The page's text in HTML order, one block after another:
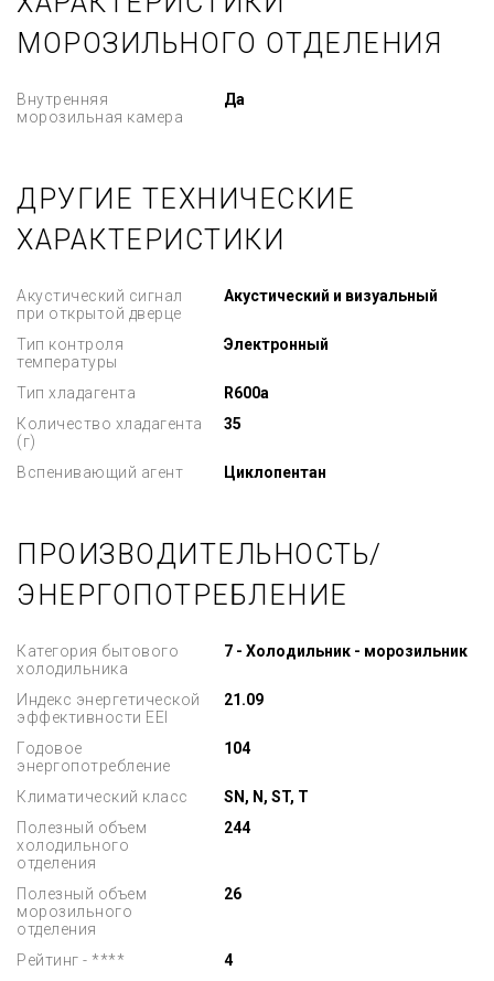
МОРОЗИЛЬНОГО ОТДЕЛЕНИЯ
Внутренняя
морозильная камера
Да
ДРУГИЕ ТЕХНИЧЕСКИЕ
ХАРАКТЕРИСТИКИ
Акустический сигнал
при открытой дверце
Акустический и визуальный
Тип контроля
температуры
Электронный
Тип хладагента
R600a
Количество хладагента
(г)
35
Вспенивающий агент Циклопентан
ПРОИЗВОДИТЕЛЬНОСТЬ/
ЭНЕРГОПОТРЕБЛЕНИЕ
Категория бытового
холодильника
7 - Холодильник - морозильник
Индекс энергетической
эффективности EEI
21.09
Годовое
энергопотребление
104
Климатический класс
SN, N, ST, T
Полезный объем
холодильного
отделения
244
Полезный объем
морозильного
отделения
26
Рейтинг - ****
4